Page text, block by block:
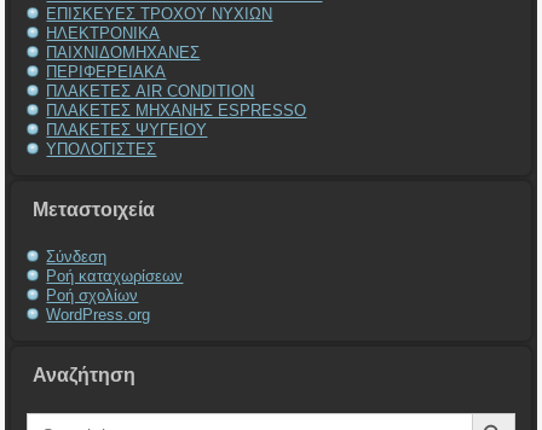
ΕΠΙΣΚΕΥΕΣ ΤΡΟΧΟΥ ΝΥΧΙΩΝ
ΗΛΕΚΤΡΟΝΙΚΑ
ΠΑΙΧΝΙΔΟΜΗΧΑΝΕΣ
ΠΕΡΙΦΕΡΕΙΑΚΑ
ΠΛΑΚΕΤΕΣ AIR CONDITION
ΠΛΑΚΕΤΕΣ ΜΗΧΑΝΗΣ ESPRESSO
ΠΛΑΚΕΤΕΣ ΨΥΓΕΙΟΥ
ΥΠΟΛΟΓΙΣΤΕΣ
Μεταστοιχεία
Σύνδεση
Ροή καταχωρίσεων
Ροή σχολίων
WordPress.org
Αναζήτηση
Search
Search Button